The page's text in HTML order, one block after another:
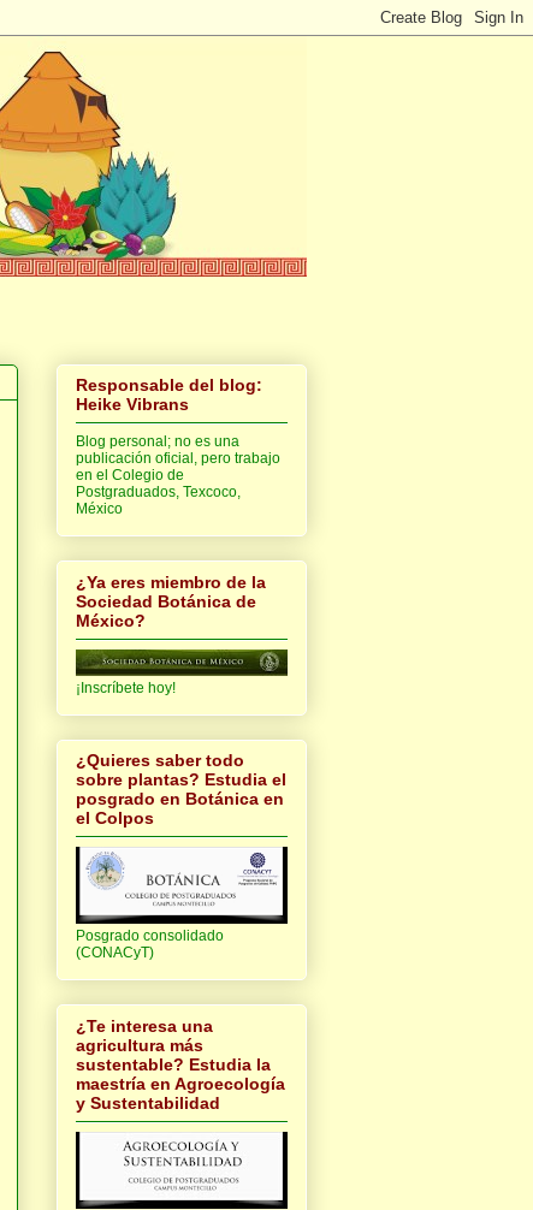
Responsable del blog:
Heike Vibrans
Blog personal; no es una
publicación oficial, pero trabajo
en el Colegio de
Postgraduados, Texcoco,
México
¿Ya eres miembro de la
Sociedad Botánica de
México?
¡Inscríbete hoy!
¿Quieres saber todo
sobre plantas? Estudia el
posgrado en Botánica en
el Colpos
Posgrado consolidado
(CONACyT)
¿Te interesa una
agricultura más
sustentable? Estudia la
maestría en Agroecología
y Sustentabilidad